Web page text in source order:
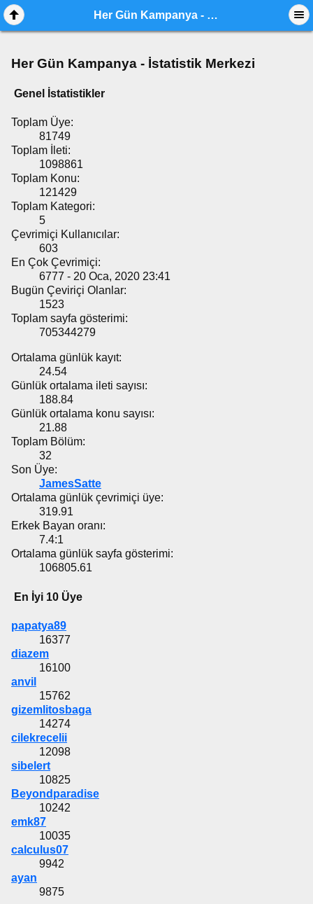
Her Gün Kampanya - İstatistik Merkezi
Her Gün Kampanya - İstatistik Merkezi
Genel İstatistikler
Toplam Üye:
81749
Toplam İleti:
1098861
Toplam Konu:
121429
Toplam Kategori:
5
Çevrimiçi Kullanıcılar:
603
En Çok Çevrimiçi:
6777 - 20 Oca, 2020 23:41
Bugün Çeviriçi Olanlar:
1523
Toplam sayfa gösterimi:
705344279
Ortalama günlük kayıt:
24.54
Günlük ortalama ileti sayısı:
188.84
Günlük ortalama konu sayısı:
21.88
Toplam Bölüm:
32
Son Üye:
JamesSatte
Ortalama günlük çevrimiçi üye:
319.91
Erkek Bayan oranı:
7.4:1
Ortalama günlük sayfa gösterimi:
106805.61
En İyi 10 Üye
papatya89
16377
diazem
16100
anvil
15762
gizemlitosbaga
14274
cilekrecelii
12098
sibelert
10825
Beyondparadise
10242
emk87
10035
calculus07
9942
ayan
9875